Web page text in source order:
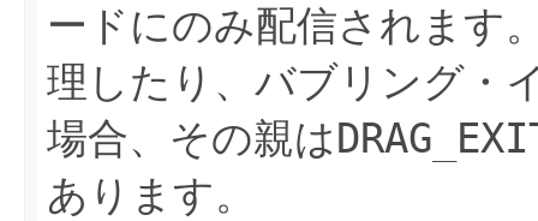
ードにのみ配信されます
理したり、バブリング・
場合、その親は
あります。